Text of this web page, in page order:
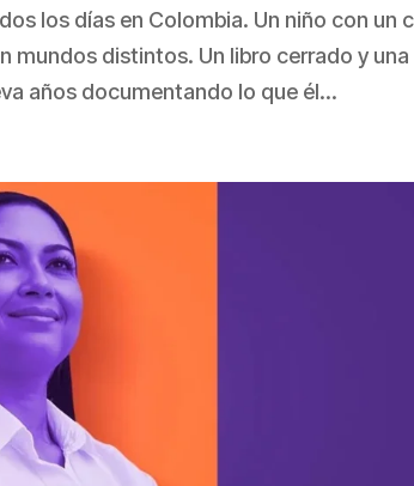
los días en Colombia. Un niño con un
mundos distintos. Un libro cerrado y
años documentando lo que él...